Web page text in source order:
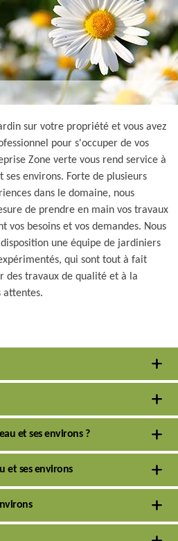
sur votre propriété et vous avez
pour s'occuper de vos
Zone verte vous rend service à
ses environs. Forte de plusieurs
dans le domaine, nous
de prendre en main vos travaux
vos besoins et vos demandes. Nous
une équipe de jardiniers
qui sont tout à fait
des travaux de qualité et à la
attentes.
et ses environs ?
et ses environs